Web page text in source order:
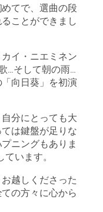
てで、選曲の段
ことができまし
イ・ニエミネン
…そして朝の雨…
向日葵」を初演
分にとっても大
は鍵盤が足りな
ニングもありま
います。
越しくださった
の方々に心から